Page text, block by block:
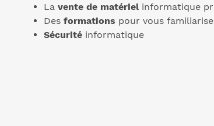
Lavente de matérielinformatique
Desformations pour vous
Sécurité informatique